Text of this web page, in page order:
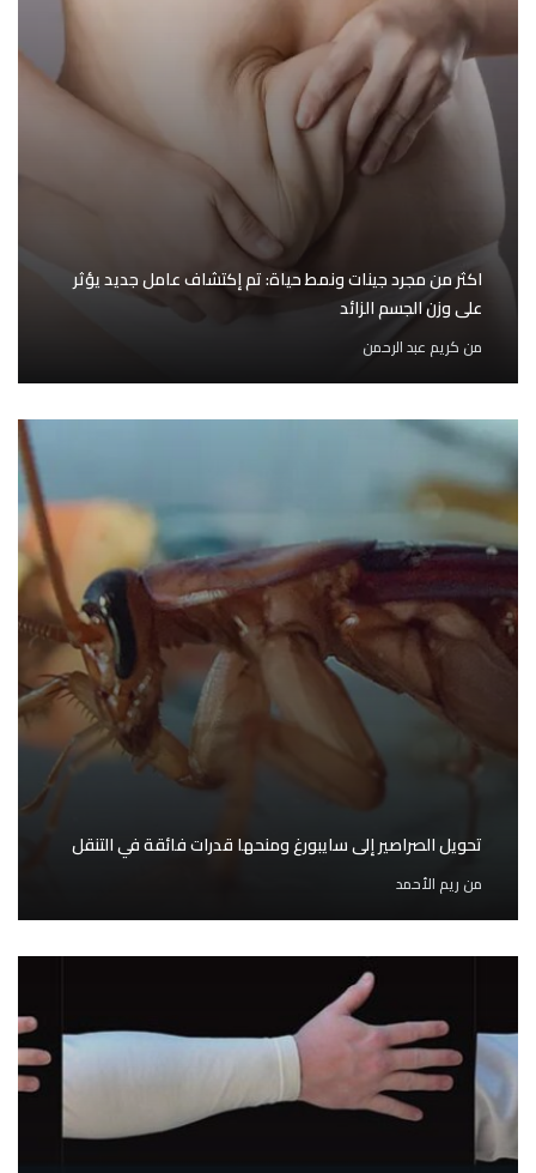
اكثر من مجرد جينات ونمط حياة: تم إكتشاف عامل جديد يؤثر
على وزن الجسم الزائد
من كريم عبد الرحمن
تحويل الصراصير إلى سايبورغ ومنحها قدرات فائقة في التنقل
من ريم الأحمد